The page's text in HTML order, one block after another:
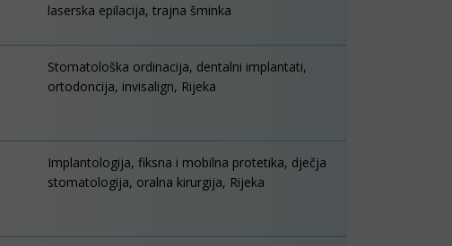
laserska epilacija, trajna šminka
Stomatološka ordinacija, dentalni implantati,
ortodoncija, invisalign, Rijeka
Implantologija, fiksna i mobilna protetika, dječja
stomatologija, oralna kirurgija, Rijeka